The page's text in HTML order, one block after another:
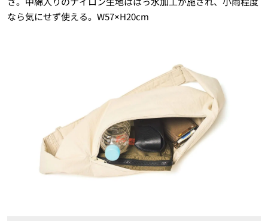
なら気にせず使える。W57×H20cm